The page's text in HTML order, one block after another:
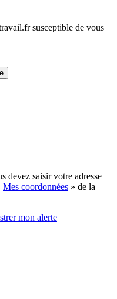
susceptible de vous
devez saisir votre adresse
Mes coordonnées » de la
mon alerte